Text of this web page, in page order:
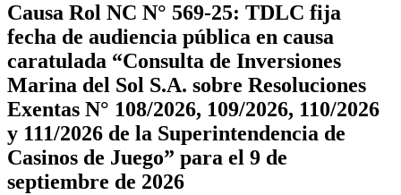
Causa Rol NC N° 569-25: TDLC fija
fecha de audiencia pública en causa
caratulada “Consulta de Inversiones
Marina del Sol S.A. sobre Resoluciones
Exentas N° 108/2026, 109/2026, 110/2026
y 111/2026 de la Superintendencia de
Casinos de Juego” para el 9 de
septiembre de 2026